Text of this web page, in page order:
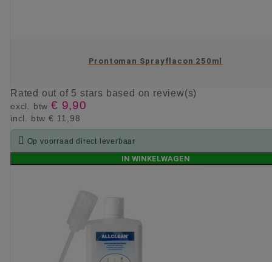
Prontoman Sprayflacon 250ml
Rated out of 5 stars based on review(s)
excl. btw € 9,90
incl. btw € 11,98
 Op voorraad direct leverbaar
IN WINKELWAGEN